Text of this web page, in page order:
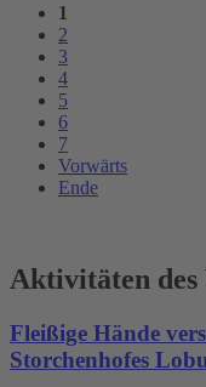
1
2
3
4
5
6
7
Vorwärts
Ende
Aktivitäten des
Fleißige Hände
Storchenhofes